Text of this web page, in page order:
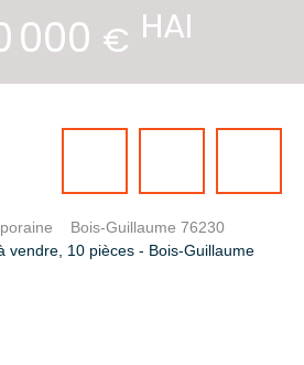
000 € HAI
Bois-Guillaume 76230
vendre, 10 pièces - Bois-Guillaume